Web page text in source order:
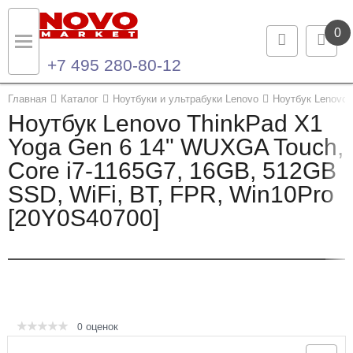
0
+7 495 280-80-12
Главная Каталог Ноутбуки и ультрабуки Lenovo Ноутбук Lenovo
Ноутбук Lenovo ThinkPad X1
Yoga Gen 6 14" WUXGA Touch,
Core i7-1165G7, 16GB, 512GB
SSD, WiFi, BT, FPR, Win10Pro
[20Y0S40700]
0 оценок
Назад
Каталог продукции
Ноутбуки и ультрабуки
Компьютеры
Назад
Контакты
Контактная информация